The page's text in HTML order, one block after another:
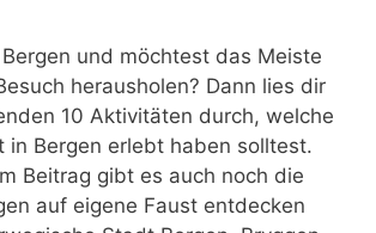
und möchtest das Meiste
herausholen? Dann lies dir
10 Aktivitäten durch, welche
in Bergen erlebt haben solltest.
Beitrag gibt es auch noch die
auf eigene Faust entdecken